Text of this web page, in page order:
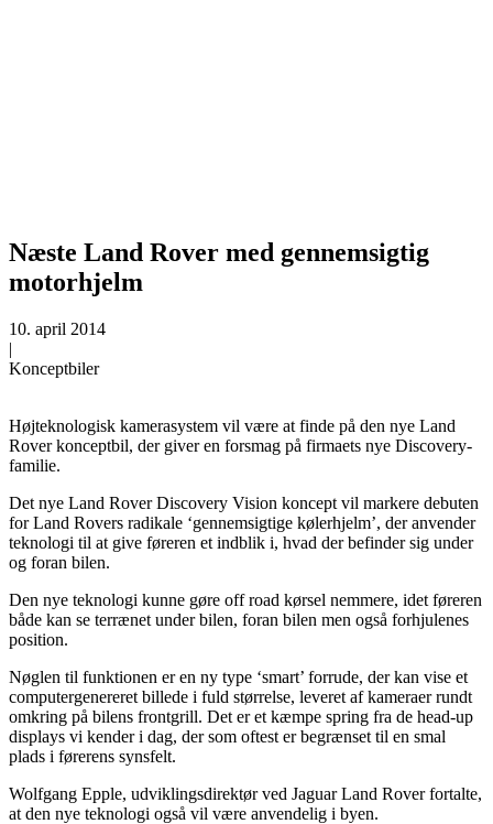
Næste Land Rover med gennemsigtig
motorhjelm
10. april 2014
|
Konceptbiler
Højteknologisk kamerasystem vil være at finde på den nye Land
Rover konceptbil, der giver en forsmag på firmaets nye Discovery-
familie.
Det nye Land Rover Discovery Vision koncept vil markere debuten
for Land Rovers radikale ‘gennemsigtige kølerhjelm’, der anvender
teknologi til at give føreren et indblik i, hvad der befinder sig under
og foran bilen.
Den nye teknologi kunne gøre off road kørsel nemmere, idet føreren
både kan se terrænet under bilen, foran bilen men også forhjulenes
position.
Nøglen til funktionen er en ny type ‘smart’ forrude, der kan vise et
computergenereret billede i fuld størrelse, leveret af kameraer rundt
omkring på bilens frontgrill. Det er et kæmpe spring fra de head-up
displays vi kender i dag, der som oftest er begrænset til en smal
plads i førerens synsfelt.
Wolfgang Epple, udviklingsdirektør ved Jaguar Land Rover fortalte,
at den nye teknologi også vil være anvendelig i byen.